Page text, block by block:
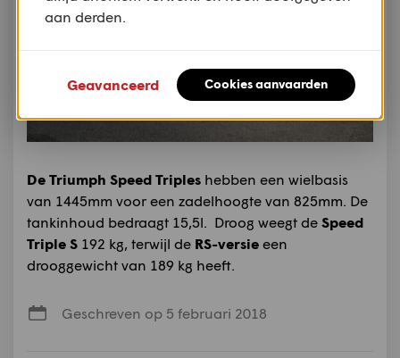
De Triumph Speed Triples hebben een wielbasis
van 1445mm voor een zadelhoogte van 825mm. De
tankinhoud bedraagt 15,5l. Droog weegt de Speed
Triple S 192 kg, terwijl de RS-versie een
drooggewicht van 189 kg heeft.
Geschreven op 5 februari 2018
aan derden.
Geavanceerd Cookies aanvaarden